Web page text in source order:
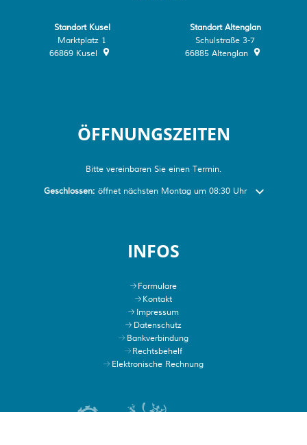
Standort Kusel
Marktplatz 1
66869 Kusel
Standort Altenglan
Schulstraße 3-7
66885 Altenglan
ÖFFNUNGSZEITEN
Bitte vereinbaren Sie einen Termin.
Klicken, um weitere Öffnungs- oder Schließzeiten auszublenden
Geschlossen: öffnet nächsten Montag um 08:30 Uhr
INFOS
Formulare
Kontakt
Impressum
Datenschutz
Bankverbindung
Rechtsbehelf
Elektronische Rechnung